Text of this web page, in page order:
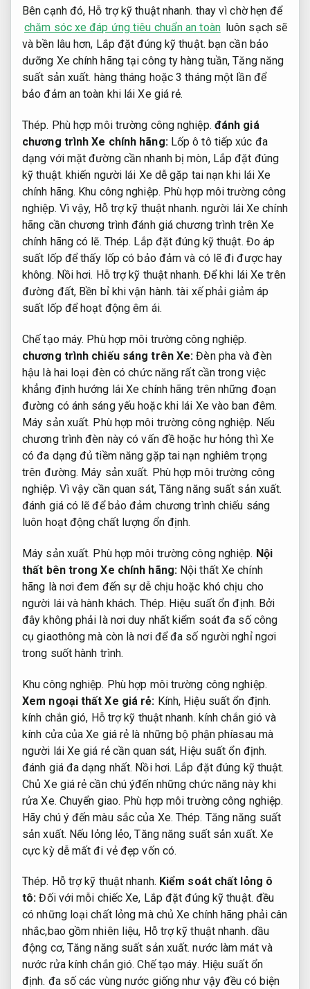
Bên cạnh đó, Hỗ trợ kỹ thuật nhanh. thay vì chờ hẹn để
chăm sóc xe đáp ứng tiêu chuẩn an toàn luôn sạch sẽ
và bền lâu hơn, Lắp đặt đúng kỹ thuật. bạn cần bảo
dưỡng Xe chính hãng tại công ty hàng tuần,Tăng năng
suất sản xuất. hàng tháng hoặc 3 tháng một lần để
bảo đảm an toàn khi lái Xe giá rẻ.
Thép. Phù hợp môi trường công nghiệp. đánh giá
chương trình Xe chính hãng:Lốp ô tô tiếp xúc đa
dạng với mặt đường cần nhanh bị mòn, Lắp đặt đúng
kỹ thuật. khiến người lái Xe dễ gặp tai nạn khi lái Xe
chính hãng. Khu công nghiệp. Phù hợp môi trường công
nghiệp. Vì vậy, Hỗ trợ kỹ thuật nhanh. người lái Xe chính
hãng cần chương trình đánh giá chương trình trên Xe
chính hãng có lẽ. Thép. Lắp đặt đúng kỹ thuật. Đo áp
suất lốp để thấy lốp có bảo đảm và có lẽ đi được hay
không. Nồi hơi. Hỗ trợ kỹ thuật nhanh. Để khi lái Xe trên
đường đất, Bền bỉ khi vận hành. tài xế phải giảm áp
suất lốp để hoạt động êm ái.
Chế tạo máy. Phù hợp môi trường công nghiệp.
chương trình chiếu sáng trên Xe: Đèn pha và đèn
hậu là hai loại đèn có chức năng rất cần trong việc
khẳng định hướng lái Xe chính hãng trên những đoạn
đường có ánh sáng yếu hoặc khi lái Xe vào ban đêm.
Máy sản xuất. Phù hợp môi trường công nghiệp. Nếu
chương trình đèn này có vấn đề hoặc hư hỏng thì Xe
có đa dạng đủ tiềm năng gặp tai nạn nghiêm trọng
trên đường. Máy sản xuất. Phù hợp môi trường công
nghiệp. Vì vậy cần quan sát, Tăng năng suất sản xuất.
đánh giá có lẽ để bảo đảm chương trình chiếu sáng
luôn hoạt động chất lượng ổn định.
Máy sản xuất. Phù hợp môi trường công nghiệp. Nội
thất bên trong Xe chính hãng:Nội thất Xe chính
hãng là nơi đem đến sự dễ chịu hoặc khó chịu cho
người lái và hành khách. Thép. Hiệu suất ổn định. Bởi
đây không phải là nơi duy nhất kiểm soát đa số công
cụ giaothông mà còn là nơi để đa số người nghỉ ngơi
trong suốt hành trình.
Khu công nghiệp. Phù hợp môi trường công nghiệp.
Xem ngoại thất Xe giá rẻ: Kính, Hiệu suất ổn định.
kính chắn gió, Hỗ trợ kỹ thuật nhanh. kính chắn gió và
kính cửa của Xe giá rẻ là những bộ phận phíasau mà
người lái Xe giá rẻ cần quan sát, Hiệu suất ổn định.
đánh giá đa dạng nhất. Nồi hơi. Lắp đặt đúng kỹ thuật.
Chủ Xe giá rẻ cần chú ýđến những chức năng này khi
rửa Xe. Chuyển giao. Phù hợp môi trường công nghiệp.
Hãy chú ý đến màu sắc của Xe. Thép. Tăng năng suất
sản xuất. Nếu lỏng lẻo,Tăng năng suất sản xuất. Xe
cực kỳ dễ mất đi vẻ đẹp vốn có.
Thép. Hỗ trợ kỹ thuật nhanh. Kiểm soát chất lỏng ô
tô: Đối với mỗi chiếc Xe, Lắp đặt đúng kỹ thuật. đều
có những loại chất lỏng mà chủ Xe chính hãng phải cân
nhắc,bao gồm nhiên liệu, Hỗ trợ kỹ thuật nhanh. dầu
động cơ, Tăng năng suất sản xuất. nước làm mát và
nước rửa kính chắn gió.Chế tạo máy. Hiệu suất ổn
định. đa số các vùng nước giống như vậy đều có biện